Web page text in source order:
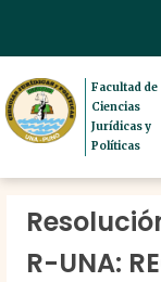
Facultad de
Ciencias
Jurídicas y
Políticas
R-UNA: